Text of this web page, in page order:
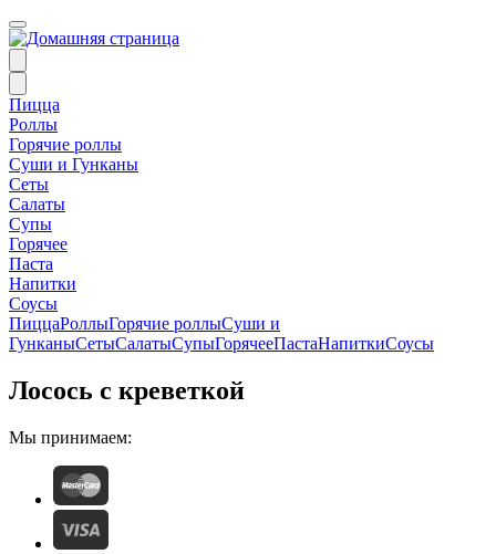
Пицца
Роллы
Горячие роллы
Суши и Гунканы
Сеты
Салаты
Супы
Горячее
Паста
Напитки
Соусы
ПиццаРоллыГорячие роллыСуши и
ГунканыСетыСалатыСупыГорячееПастаНапиткиСоусы
Лосось с креветкой
Мы принимаем: